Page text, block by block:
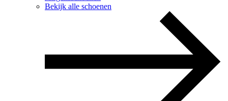
Bekijk alle schoenen